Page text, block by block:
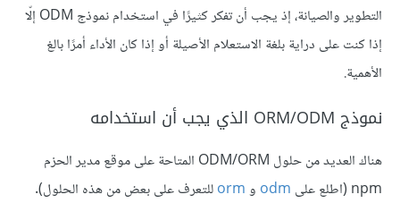
التطوير والصيانة، إذ يجب أن تفكر كثيرًا في استخدام نموذج ODM إلّا
إذا كنت على دراية بلغة الاستعلام الأصيلة أو إذا كان الأداء أمرًا بالغ
الأهمية.
نموذج ORM/ODM الذي يجب أن استخدامه
هناك العديد من حلول ODM/ORM المتاحة على موقع مدير الحزم
npm (اطلع على
odm وormللتعرف على بعض من هذه الحلول).